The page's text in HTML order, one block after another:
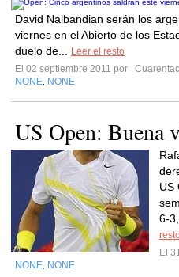
David Nalbandian serán los
viernes en el Abierto de los
duelo de...
Leer el resto
El 02 septiembre 2011 por
NONE NONE
US Open: Buena
US
6-
El
NONE NONE